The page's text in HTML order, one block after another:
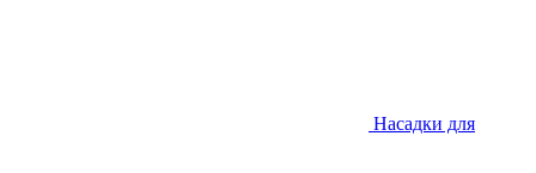
Насадки для